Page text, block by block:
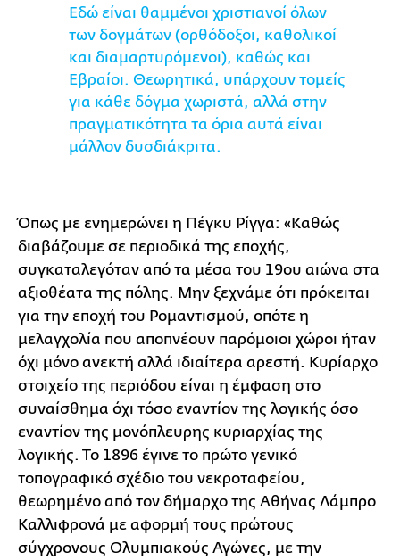
Εδώ είναι θαμμένοι χριστιανοί όλων
των δογμάτων (ορθόδοξοι, καθολικοί
και διαμαρτυρόμενοι), καθώς και
Εβραίοι. Θεωρητικά, υπάρχουν τομείς
για κάθε δόγμα χωριστά, αλλά στην
πραγματικότητα τα όρια αυτά είναι
μάλλον δυσδιάκριτα.
Όπως με ενημερώνει η Πέγκυ Ρίγγα: «Καθώς
διαβάζουμε σε περιοδικά της εποχής,
συγκαταλεγόταν από τα μέσα του 19ου αιώνα στα
αξιοθέατα της πόλης. Μην ξεχνάμε ότι πρόκειται
για την εποχή του Ρομαντισμού, οπότε η
μελαγχολία που αποπνέουν παρόμοιοι χώροι ήταν
όχι μόνο ανεκτή αλλά ιδιαίτερα αρεστή. Κυρίαρχο
στοιχείο της περιόδου είναι η έμφαση στο
συναίσθημα όχι τόσο εναντίον της λογικής όσο
εναντίον της μονόπλευρης κυριαρχίας της
λογικής. Το 1896 έγινε το πρώτο γενικό
τοπογραφικό σχέδιο του νεκροταφείου,
θεωρημένο από τον δήμαρχο της Αθήνας Λάμπρο
Καλλιφρονά με αφορμή τους πρώτους
σύγχρονους Ολυμπιακούς Αγώνες, με την